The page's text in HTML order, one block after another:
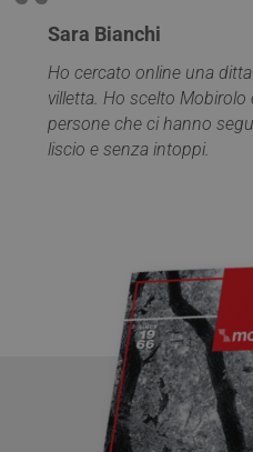
Sara Bianchi
Ho cercato online una
villetta. Ho scelto
persone che ci hanno
liscio e senza intoppi.